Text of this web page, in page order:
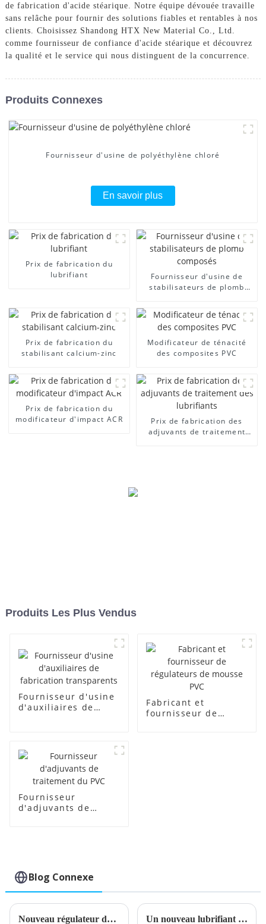
de fabrication d'acide stéarique. Notre équipe dévouée travaille
sans relâche pour fournir des solutions fiables et rentables à nos
clients. Choisissez Shandong HTX New Material Co., Ltd.
comme fournisseur de confiance d'acide stéarique et découvrez
la qualité et le service qui nous distinguent de la concurrence.
Produits Connexes
Fournisseur d'usine de polyéthylène chloré
En savoir plus
Prix ​​de fabrication du
lubrifiant
Fournisseur d'usine de
stabilisateurs de plomb
Prix ​​de fabrication du
stabilisant calcium-zinc
Modificateur de ténacité
des composites PVC
Prix ​​de fabrication du
modificateur d'impact ACR
Prix ​​de fabrication des
adjuvants de traitement
Produits Les Plus Vendus
Fournisseur d'usine
d'auxiliaires de
Fabricant et
fournisseur de
Fournisseur
d'adjuvants de
Blog Connexe
Nouveau régulateur de mousse PVC développé pour une production améliorée Un nouveau lubrifiant interne pour PVC améliore les performances du matériau